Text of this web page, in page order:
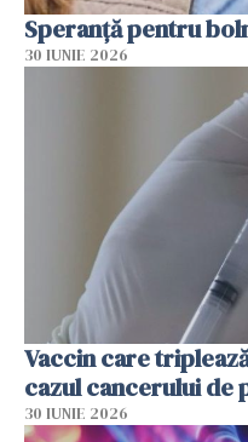
Speranță pentru
30 IUNIE 2026
Vaccin care
cazul cancerului de
30 IUNIE 2026